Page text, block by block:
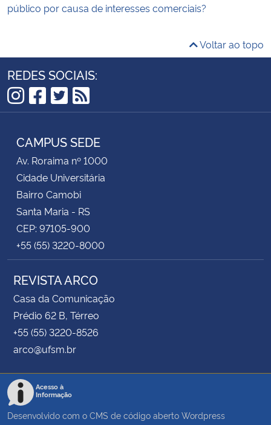
público por causa de interesses comerciais?
Voltar ao topo
REDES SOCIAIS:
Instagram
Facebook
Twitter
RSS
CAMPUS SEDE
Av. Roraima nº 1000
Cidade Universitária
Bairro Camobi
Santa Maria - RS
CEP: 97105-900
+55 (55) 3220-8000
REVISTA ARCO
Casa da Comunicação
Prédio 62 B, Térreo
+55 (55) 3220-8526
arco@ufsm.br
Acesso à
Informação
Desenvolvido com o CMS de código aberto Wordpress